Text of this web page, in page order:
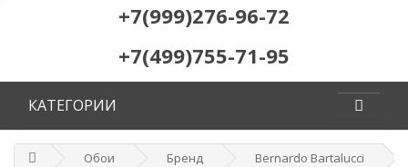
+7(999)276-96-72
+7(499)755-71-95
КАТЕГОРИИ
Обои Бренд
Bernardo Bartalucci